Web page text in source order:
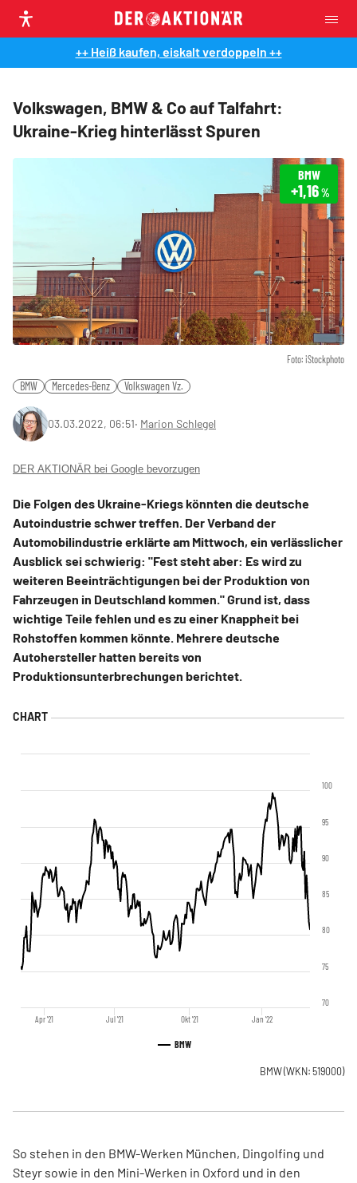
++ Heiß kaufen, eiskalt verdoppeln ++
Volkswagen, BMW & Co auf Talfahrt:
Ukraine-Krieg hinterlässt Spuren
Foto: iStockphoto
BMW
+1,16%
BMW Mercedes-Benz Volkswagen Vz.
03.03.2022, 06:51‧ Marion Schlegel
DER AKTIONÄR bei Google bevorzugen
Die Folgen des Ukraine-Kriegs könnten die deutsche
Autoindustrie schwer treffen. Der Verband der
Automobilindustrie erklärte am Mittwoch, ein verlässlicher
Ausblick sei schwierig: "Fest steht aber: Es wird zu
weiteren Beeinträchtigungen bei der Produktion von
Fahrzeugen in Deutschland kommen." Grund ist, dass
wichtige Teile fehlen und es zu einer Knappheit bei
Rohstoffen kommen könnte. Mehrere deutsche
Autohersteller hatten bereits von
Produktionsunterbrechungen berichtet.
BMW
Jul '21 Jan '22
Apr '21 Okt '21
70
75
80
85
90
95
100
BMW(WKN: 519000)
So stehen in den BMW-Werken München, Dingolfing und
Steyr sowie in den Mini-Werken in Oxford und in den